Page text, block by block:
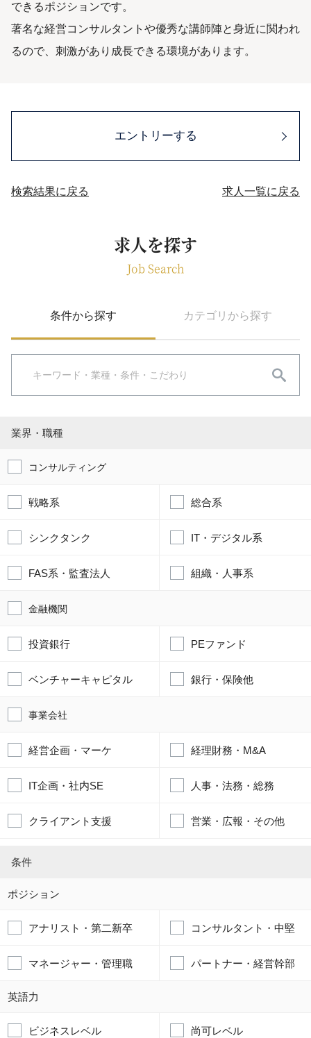
できるポジションです。
著名な経営コンサルタントや優秀な講師陣と身近に関われ
るので、刺激があり成長できる環境があります。
エントリーする
検索結果に戻る 求人一覧に戻る
求人を探す
Job Search
条件から探す カテゴリから探す
業界・職種
コンサルティング
戦略系 総合系
シンクタンク IT・デジタル系
FAS系・監査法人 組織・人事系
金融機関
投資銀行 PEファンド
ベンチャーキャピタル 銀行・保険他
事業会社
経営企画・マーケ 経理財務・M&A
IT企画・社内SE 人事・法務・総務
クライアント支援 営業・広報・その他
条件
ポジション
アナリスト・第二新卒 コンサルタント・中堅
マネージャー・管理職 パートナー・経営幹部
英語力
ビジネスレベル 尚可レベル